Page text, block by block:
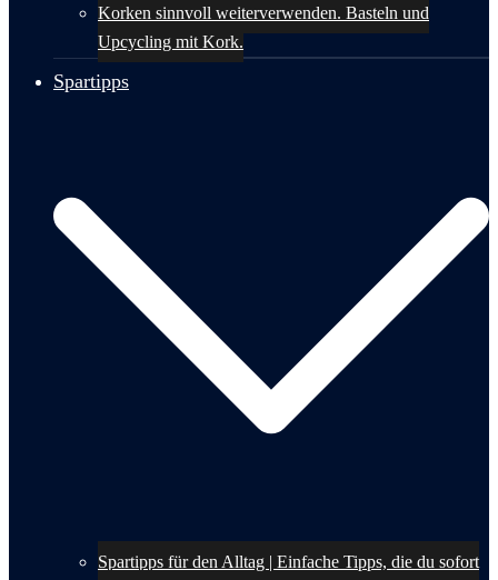
Korken sinnvoll weiterverwenden. Basteln und
Upcycling mit Kork.
Spartipps
Spartipps für den Alltag | Einfache Tipps, die du sofort